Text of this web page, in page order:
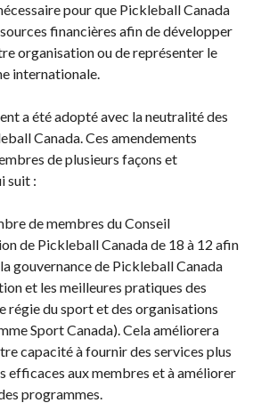
pour que Pickleball Canada
financières afin de développer
organisation ou de représenter le
internationale.
a été adopté avec la neutralité des
Canada. Ces amendements
de plusieurs façons et
suit :
de membres du Conseil
de Pickleball Canada de 18 à 12 afin
gouvernance de Pickleball Canada
et les meilleures pratiques des
régie du sport et des organisations
Sport Canada). Cela améliorera
capacité à fournir des services plus
efficaces aux membres et à améliorer
programmes.